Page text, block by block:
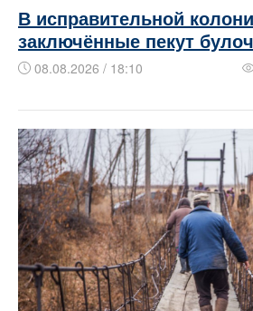
В исправительной
заключённые пекут
08.08.2026 / 18:10